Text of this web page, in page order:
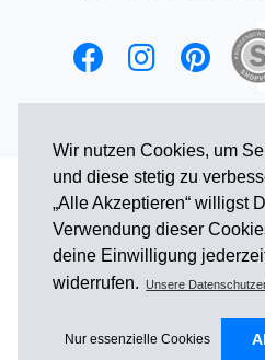
Wir nutzen Cookies, um
und diese stetig zu
„Alle Akzeptieren“ willigst
Verwendung dieser
deine Einwilligung
widerrufen.
Unsere
Nur essenzielle Cookies